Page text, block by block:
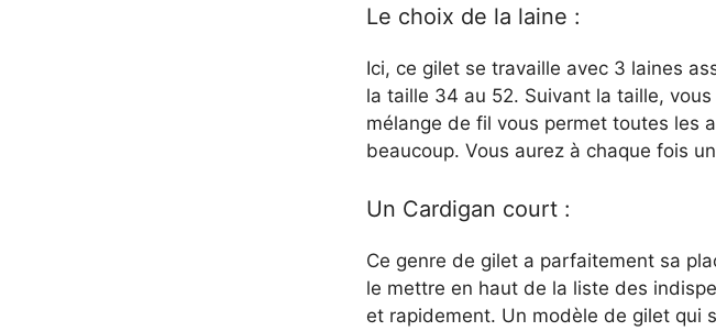
Le choix de la laine :
Ici, ce gilet se travaille avec 3 laines
la taille 34 au 52. Suivant la taille,
mélange de fil vous permet toutes les
beaucoup. Vous aurez à chaque fois
Un Cardigan court :
Ce genre de gilet a parfaitement sa
le mettre en haut de la liste des
et rapidement. Un modèle de gilet qui